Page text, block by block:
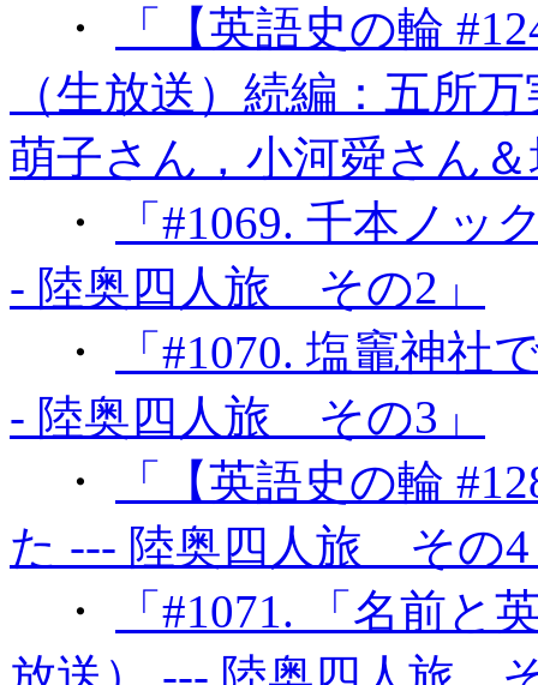
・
「【英語史の輪
（生放送）続編：五所
萌子さん，小河舜さん
・
「#1069. 千本ノッ
- 陸奥四人旅 その2」
・
「#1070. 塩竈神
- 陸奥四人旅 その3」
・
「【英語史の輪
た --- 陸奥四人旅 その4
・
「#1071. 「名前